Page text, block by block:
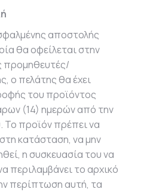
αποστολής
θα οφείλεται στην
προμηθευτές/
ο πελάτης θα έχει
του προϊόντος
(14) ημερών από την
προϊόν πρέπει να
κατάσταση, να μην
η συσκευασία του να
περιλαμβάνει το αρχικό
περίπτωση αυτή, τα